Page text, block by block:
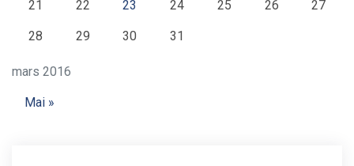
mars 2016
21 22 23 24 25 26 27
28 29 30 31
Mai »